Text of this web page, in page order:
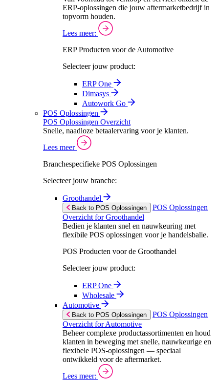
ERP-oplossingen die jouw aftermarketbedrijf in
topvorm houden.
Lees meer:
ERP Producten voor de Automotive
Selecteer jouw product:
ERP One
Dimasys
Autowork Go
POS Oplossingen
POS Oplossingen Overzicht
Snelle, naadloze betaalervaring voor je klanten.
Lees meer
Branchespecifieke POS Oplossingen
Selecteer jouw branche:
Groothandel
Back to POS Oplossingen
POS Oplossingen
Overzicht for Groothandel
Bedien je klanten snel en nauwkeuring met
flexibile POS oplossingen voor je handelsbalie.
POS Producten voor de Groothandel
Selecteer jouw product:
ERP One
Wholesale
Automotive
Back to POS Oplossingen
POS Oplossingen
Overzicht for Automotive
Beheer complexe productassortimenten en houd
klanten in beweging met snelle, nauwkeurige en
flexibele POS-oplossingen — speciaal
ontwikkeld voor de aftermarket.
Lees meer: